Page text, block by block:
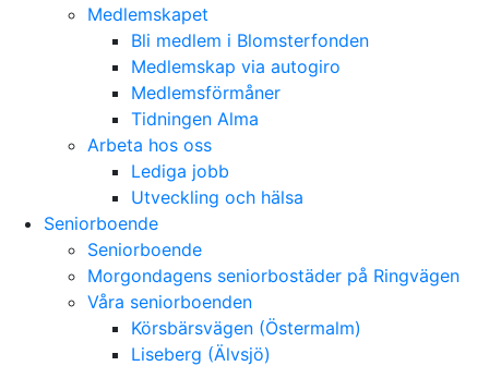
Medlemskapet
Bli medlem i Blomsterfonden
Medlemskap via autogiro
Medlemsförmåner
Tidningen Alma
Arbeta hos oss
Lediga jobb
Utveckling och hälsa
Seniorboende
Seniorboende
Morgondagens seniorbostäder på Ringvägen
Våra seniorboenden
Körsbärsvägen (Östermalm)
Liseberg (Älvsjö)